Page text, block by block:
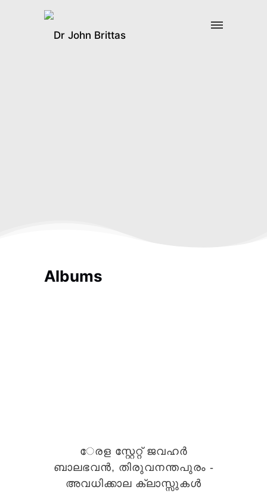
Albums
േരള സ്റ്റേറ്റ് ജവഹർ
ബാലഭവൻ, തിരുവനന്തപുരം -
അവധിക്കാല ക്ലാസ്സുകൾ